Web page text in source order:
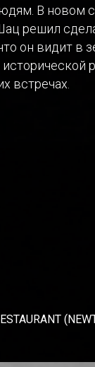
В новом
решил
он видит в
встречах.